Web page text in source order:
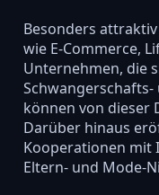
Besonders
wie E-Commerce,
Unternehmen, die
können von dieser
Darüber hinaus
Kooperationen mit
Eltern- und Mode-